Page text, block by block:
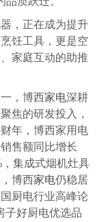
，正在成为提升
饪工具，更是空
家庭互动的助推
，博西家电深耕
焦的研发投入，
年，博西家用电
售额同比增长
集成式烟机灶具
博西家电仍稳居
厨电行业高峰论
子好厨电优选品